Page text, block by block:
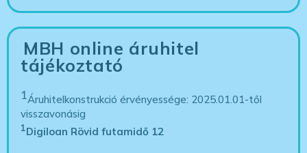
MBH online áruhitel
tájékoztató
1Áruhitelkonstrukció érvényessége: 2025.01.01-től
visszavonásig
1Digiloan Rövid futamidő 12